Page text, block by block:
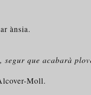
ànsia.
que acabarà
Moll.